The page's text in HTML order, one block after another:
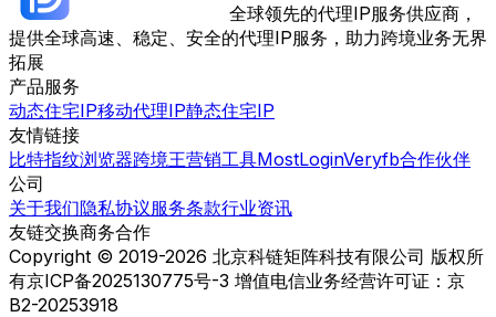
全球领先的代理IP服务供应商，
提供全球高速、稳定、安全的代理IP服务，助力跨境业务无界
拓展
产品服务
动态住宅IP移动代理IP静态住宅IP
友情链接
比特指纹浏览器跨境王营销工具MostLoginVeryfb合作伙伴
公司
关于我们隐私协议服务条款行业资讯
友链交换商务合作
Copyright © 2019-2026 北京科链矩阵科技有限公司 版权所
有京ICP备2025130775号-3 增值电信业务经营许可证：京
B2-20253918